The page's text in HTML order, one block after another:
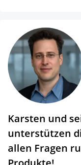
Karsten und
unterstützen
allen Fragen